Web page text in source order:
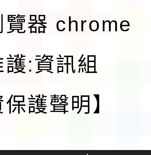
覽器 chrome
:資訊組
保護聲明】